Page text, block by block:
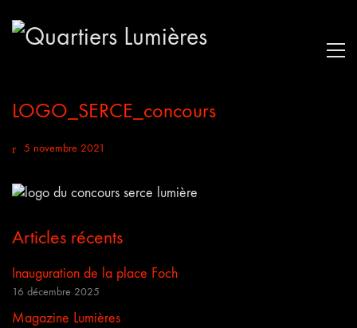
LOGO_SERCE_concours
5 novembre 2021
Articles récents
Inauguration de la place Foch
16 décembre 2025
Magazine Lumières